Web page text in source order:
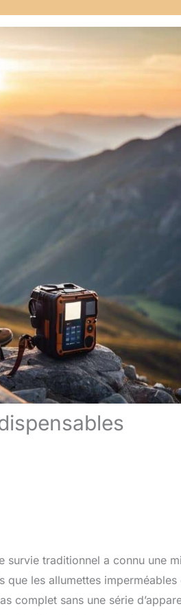
survie traditionnel a connu une
que les allumettes imperméables
complet sans une série